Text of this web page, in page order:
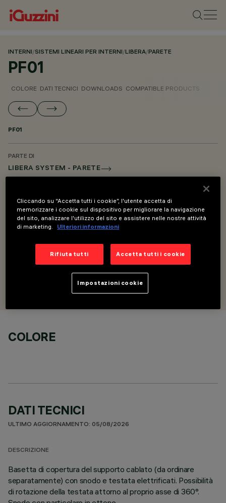
INTERNI/SISTEMI LINEARI PER INTERNI/LIBERA/PARETE
PF01
COLORE DATI TECNICI DOWNLOADS COMPATIBLE PRODUCTS
PF01
PARTE DI
LIBERA SYSTEM - PARETE
DESCRIZIONE
COLORE
DATI TECNICI
ULTIMO AGGIORNAMENTO: 05/08/2026
DESCRIZIONE
Basetta di copertura del supporto cablato (da ordinare
separatamente) con snodo e testata elettrificati. Possibilità
di rotazione della testata attorno al proprio asse di 360°.
Cliccando su “Accetta tutti i cookie”, l'utente accetta di
memorizzare i cookie sul dispositivo per migliorare la navigazione
del sito, analizzare l'utilizzo del sito e assistere nelle nostre attività
di marketing.
Ulteriori informazioni
Rifiuta tutti Accetta tutti i cookie
Impostazioni cookie